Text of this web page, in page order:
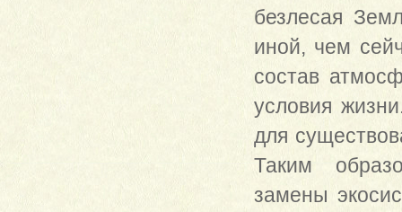
безлесая
иной, чем
состав
условия
для
Таким
замены